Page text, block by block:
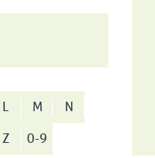
L M
N
Z 0-9